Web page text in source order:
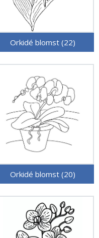
Orkidé blomst (22)
Orkidé blomst (20)